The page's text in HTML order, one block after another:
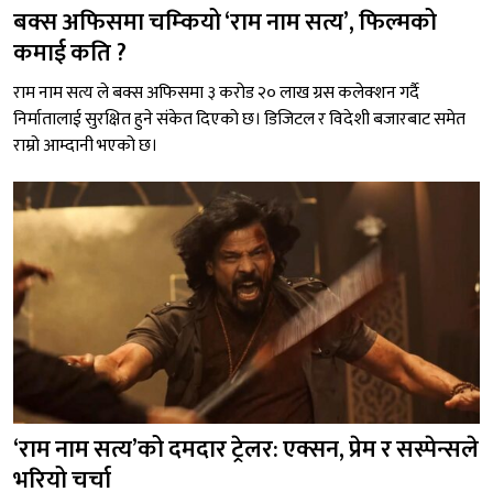
बक्स अफिसमा चम्कियो ‘राम नाम सत्य’, फिल्मको
कमाई कति ?
राम नाम सत्य ले बक्स अफिसमा ३ करोड २० लाख ग्रस कलेक्शन गर्दै
निर्मातालाई सुरक्षित हुने संकेत दिएको छ। डिजिटल र विदेशी बजारबाट समेत
राम्रो आम्दानी भएको छ।
‘राम नाम सत्य’को दमदार ट्रेलर: एक्सन, प्रेम र सस्पेन्सले
भरियो चर्चा